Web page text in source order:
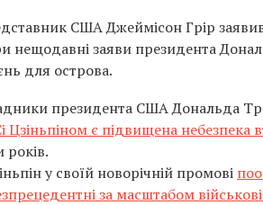
США Джеймісон Грір
нещодавні заяви президента
для острова.
президента США Дональда
Цзіньпіном є підвищена
років.
у своїй новорічній промові
за масштабом